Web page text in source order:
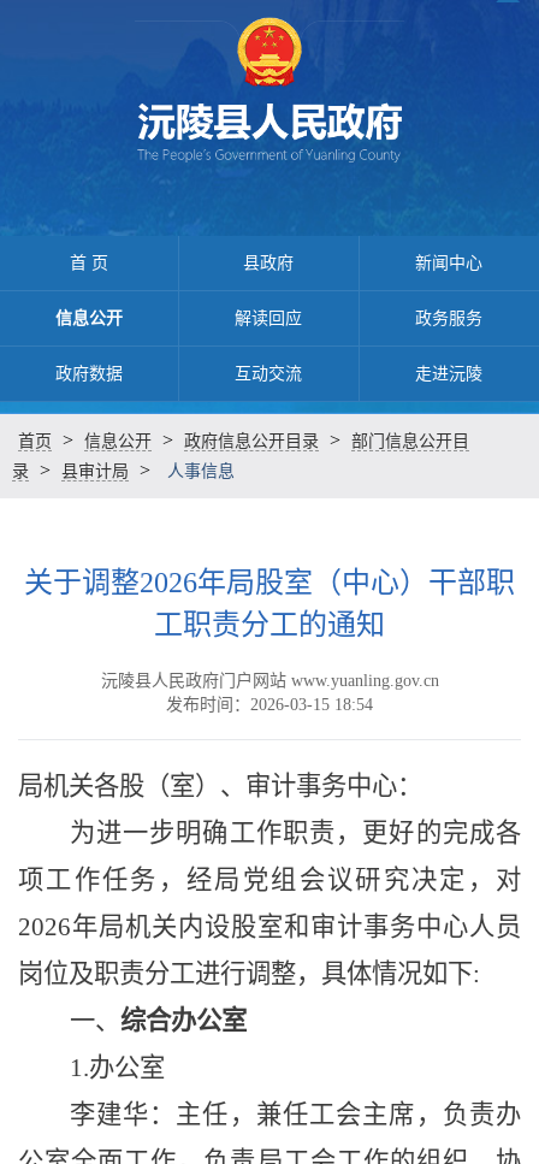
首 页 县政府 新闻中心
信息公开 解读回应 政务服务
政府数据 互动交流 走进沅陵
首页 > 信息公开 > 政府信息公开目录 > 部门信息公开目
录 > 县审计局 > 人事信息
关于调整2026年局股室（中心）干部职
工职责分工的通知
沅陵县人民政府门户网站 www.yuanling.gov.cn
发布时间：2026-03-15 18:54
局机关各股（室）、审计事务中心：
为进一步明确工作职责，更好的完成各
项工作任务，经局党组会议研究决定，对
2026年局机关内设股室和 审计事务中心人员
岗位及职责分工进行调整，具体情况如下:
一、 综合办公室
1.办公室
李建华： 主任 ， 兼任工会主席， 负责办